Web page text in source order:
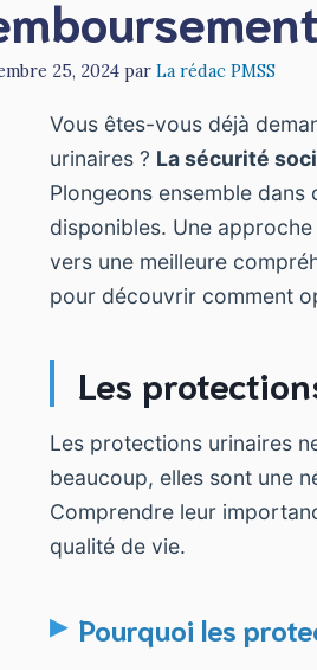
25, 2024 par La rédac PMSS
Vous êtes-vous déjà
urinaires ? La sécurité
Plongeons ensemble
disponibles. Une
vers une meilleure
pour découvrir comment
Les
Les protections urinaires
beaucoup, elles sont une
Comprendre leur
qualité de vie.
Pourquoi les